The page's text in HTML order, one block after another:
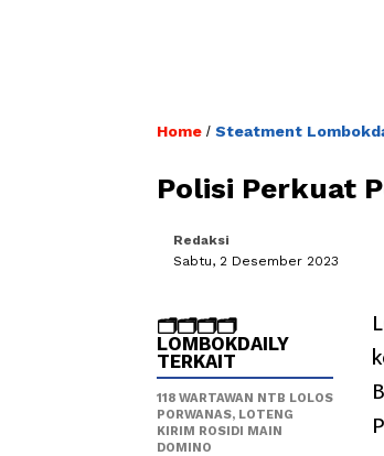
Home / Steatment
Polisi Perkuat
Redaksi
Sabtu, 2 Desember 2023
🗂️🗂️🗂️🗂️
LOMBOKDAILY
TERKAIT
118 WARTAWAN NTB LOLOS
PORWANAS, LOTENG
KIRIM ROSIDI MAIN
DOMINO